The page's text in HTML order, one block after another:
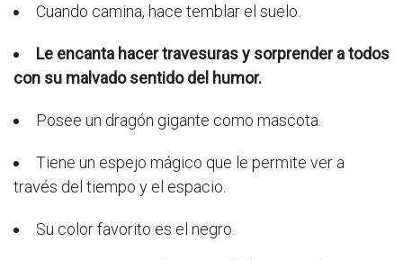
Cuando camina, hace temblar el suelo.
Le encanta hacer travesuras y sorprender a todos
con su malvado sentido del humor.
Posee un dragón gigante como mascota.
Tiene un espejo mágico que le permite ver a
través del tiempo y el espacio.
Su color favorito es el negro.